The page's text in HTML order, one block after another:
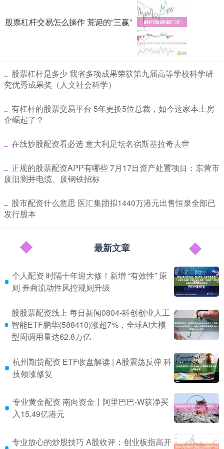
股票杠杆交易怎么操作 荒诞的“三赢”
​股票杠杆是多少 我省多项成果荣获第九届高等学校科学研
究优秀成果奖（人文社会科学）
​有杠杆的股票交易平台 5年更换5位总裁，如今这家本土房
企崛起了？
​在线炒股配资看必选 意大利足坛名宿斯基拉奇去世
​正规的股票配资APP有哪些 7月17日资产处置项目：东营市
废旧测井电缆、废钢铁招标
​股市配资什么意思 医汇集团拟1440万港元出售恒泉全部已
发行股本
最新文章
个人配资 时隔十年迎大修！新增 “有效性” 原
则 券商流动性风控规则升级
股股票配资线上 每日新闻0804-科创创业人工
智能ETF鹏华(588410)涨超7%，全球AI大模
型周调用量达62.8万亿
杭州期货配资 ETF收盘解读 | A股震荡反弹 科
技领涨修复
专业黄金配资 南向资金丨阿里巴巴-W获净买
入15.49亿港元
专业放心的炒股技巧 A股收评：创业板指高开